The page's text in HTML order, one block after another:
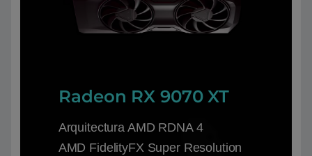
Radeon RX 9070 XT
Arquitectura AMD RDNA 4
AMD FidelityFX Super Resolution